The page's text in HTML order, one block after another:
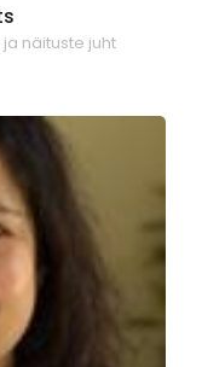
näituste juht